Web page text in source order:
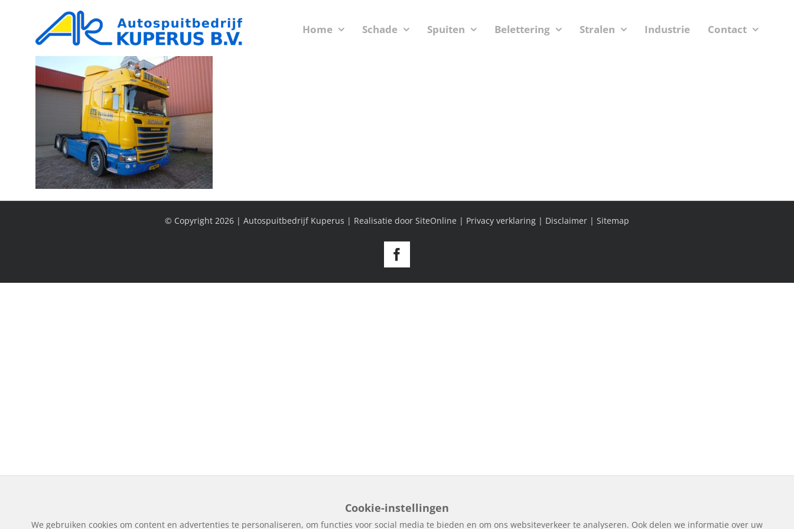
Home Schade Spuiten Belettering Stralen Industrie Contact
© Copyright 2026 | Autospuitbedrijf Kuperus | Realisatie door SiteOnline | Privacy verklaring | Disclaimer | Sitemap
Facebook
Cookie-instellingen
We gebruiken cookies om content en advertenties te personaliseren, om functies voor social media te bieden en om ons websiteverkeer te analyseren. Ook delen we informatie over uw